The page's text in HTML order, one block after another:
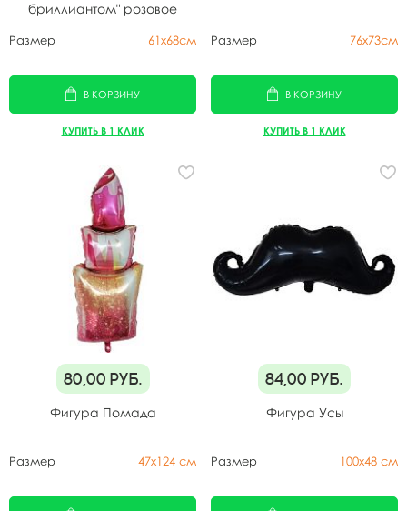
бриллиантом" розовое
Размер 61х68см
В КОРЗИНУ
КУПИТЬ В 1 КЛИК
Размер 76х73см
В КОРЗИНУ
КУПИТЬ В 1 КЛИК
80,00 руб.
Фигура Помада
Размер 47х124 см
84,00 руб.
Фигура Усы
Размер 100х48 см